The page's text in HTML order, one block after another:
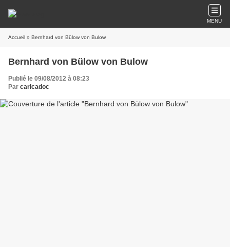
MENU
Accueil » Bernhard von Bülow von Bulow
Bernhard von Bülow von Bulow
Publié le 09/08/2012 à 08:23
Par caricadoc